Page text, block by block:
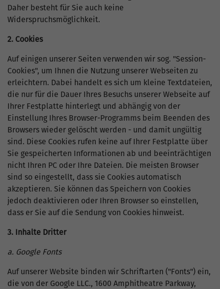
Daher besteht für Sie auch keine
Widerspruchsmöglichkeit.
2. Cookies
Auf einigen unserer Seiten verwenden wir sog. "Session-
Cookies", um Ihnen die Nutzung unserer Webseiten zu
erleichtern. Dabei handelt es sich um kleine Textdateien,
die nur für die Dauer Ihres Besuchs unserer Webseite auf
Ihrer Festplatte hinterlegt und abhängig von der
Einstellung Ihres Browser-Programms beim Beenden des
Browsers wieder gelöscht werden - und damit ungültig
sind. Diese Cookies rufen keine auf Ihrer Festplatte über
Sie gespeicherten Informationen ab und beeinträchtigen
nicht Ihren PC oder Ihre Dateien. Die meisten Browser
sind so eingestellt, dass sie Cookies automatisch
akzeptieren. Sie können das Speichern von Cookies
jedoch deaktivieren oder Ihren Browser so einstellen,
dass er Sie auf die Sendung von Cookies hinweist.
3. Inhalte Dritter
a. Google Fonts
Auf unserer Website binden wir Schriftarten ("Fonts") ein,
die von der Google LLC., 1600 Amphitheatre Parkway,